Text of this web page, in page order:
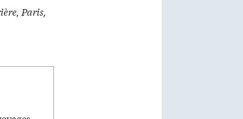
Paris,